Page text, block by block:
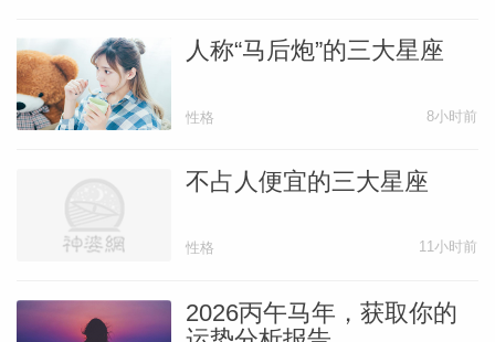
人称“马后炮”的三大星座
性格 8小时前
不占人便宜的三大星座
性格 11小时前
2026丙午马年，获取你的